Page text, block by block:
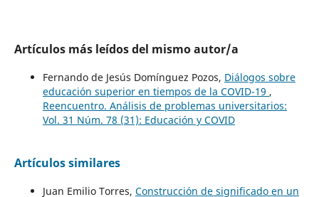
Artículos más leídos del mismo autor/a
Fernando de Jesús Domínguez Pozos, Diálogos sobre
educación superior en tiempos de la COVID-19 ,
Reencuentro. Análisis de problemas universitarios:
Vol. 31 Núm. 78 (31): Educación y COVID
Artículos similares
Juan Emilio Torres, Construcción de significado en un